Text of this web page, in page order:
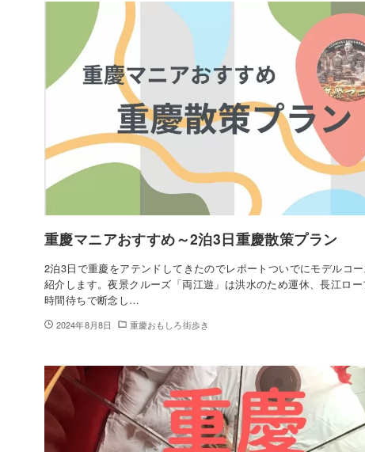
重慶マニアおすすめ～2泊3日重慶散策プラン
2泊3日で重慶をアテンドしてきたのでレポートついでにモデルコ
紹介します。夜景クルーズ「両江遊」は洪水のため運休、長江ロ
時間待ちで断念し…
2024年8月8日 重慶おもしろ街歩き